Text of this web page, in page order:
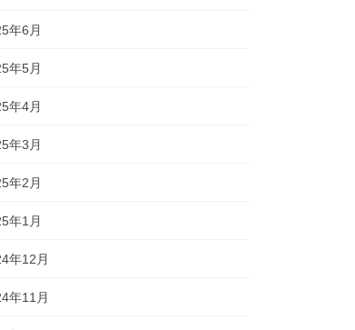
年6月
年5月
年4月
年3月
年2月
年1月
年12月
年11月